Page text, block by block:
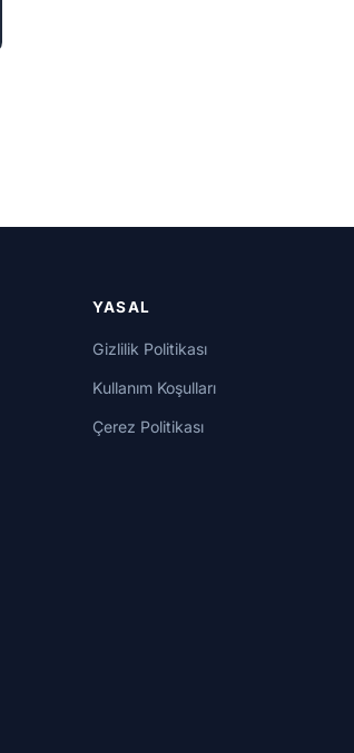
YASAL
Gizlilik Politikası
Kullanım Koşulları
Çerez Politikası